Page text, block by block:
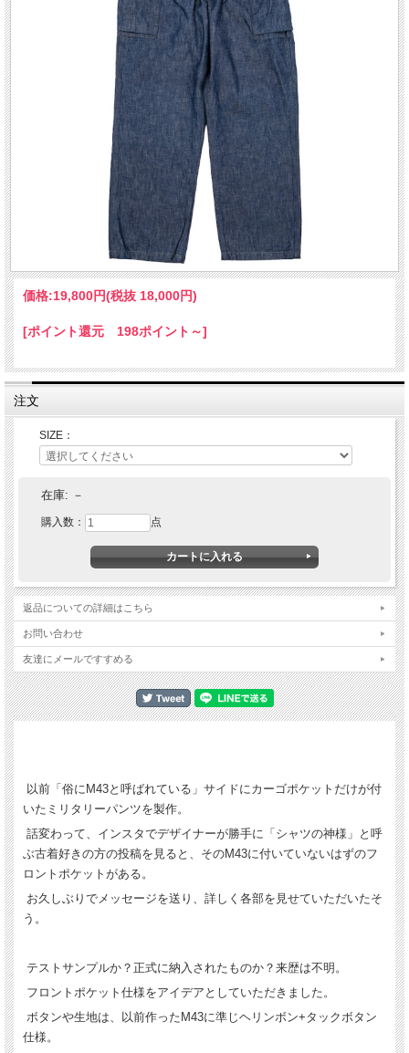
価格:19,800円(税抜 18,000円)
[ポイント還元 198ポイント～]
注文
SIZE：
在庫: －
購入数： 点
返品についての詳細はこちら
お問い合わせ
友達にメールですすめる
以前「俗にM43と呼ばれている」サイドにカーゴポケットだけが付
いたミリタリーパンツを製作。
話変わって、インスタでデザイナーが勝手に「シャツの神様」と呼
ぶ古着好きの方の投稿を見ると、そのM43に付いていないはずのフ
ロントポケットがある。
お久しぶりでメッセージを送り、詳しく各部を見せていただいたそ
う。
テストサンプルか？正式に納入されたものか？来歴は不明。
フロントポケット仕様をアイデアとしていただきました。
ボタンや生地は、以前作ったM43に準じヘリンボン+タックボタン
仕様。